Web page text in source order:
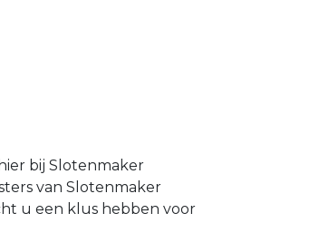
bij Slotenmaker
van Slotenmaker
u een klus hebben voor